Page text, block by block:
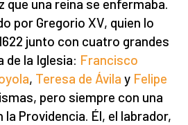
una reina se enfermaba.
por Gregorio XV, quien lo
junto con cuatro grandes
de la Iglesia: Francisco
, Teresa de Ávila y Felipe
pero siempre con una
Providencia. Él, el labrador,